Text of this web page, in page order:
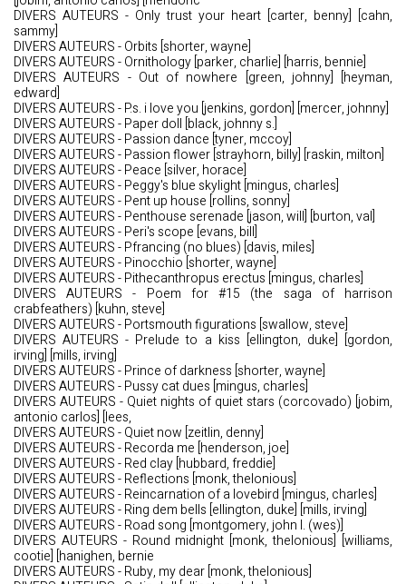
DIVERS AUTEURS - Only trust your heart [carter, benny] [cahn,
sammy]
DIVERS AUTEURS - Orbits [shorter, wayne]
DIVERS AUTEURS - Ornithology [parker, charlie] [harris, bennie]
DIVERS AUTEURS - Out of nowhere [green, johnny] [heyman,
edward]
DIVERS AUTEURS - P.s. i love you [jenkins, gordon] [mercer, johnny]
DIVERS AUTEURS - Paper doll [black, johnny s.]
DIVERS AUTEURS - Passion dance [tyner, mccoy]
DIVERS AUTEURS - Passion flower [strayhorn, billy] [raskin, milton]
DIVERS AUTEURS - Peace [silver, horace]
DIVERS AUTEURS - Peggy's blue skylight [mingus, charles]
DIVERS AUTEURS - Pent up house [rollins, sonny]
DIVERS AUTEURS - Penthouse serenade [jason, will] [burton, val]
DIVERS AUTEURS - Peri's scope [evans, bill]
DIVERS AUTEURS - Pfrancing (no blues) [davis, miles]
DIVERS AUTEURS - Pinocchio [shorter, wayne]
DIVERS AUTEURS - Pithecanthropus erectus [mingus, charles]
DIVERS AUTEURS - Poem for #15 (the saga of harrison
crabfeathers) [kuhn, steve]
DIVERS AUTEURS - Portsmouth figurations [swallow, steve]
DIVERS AUTEURS - Prelude to a kiss [ellington, duke] [gordon,
irving] [mills, irving]
DIVERS AUTEURS - Prince of darkness [shorter, wayne]
DIVERS AUTEURS - Pussy cat dues [mingus, charles]
DIVERS AUTEURS - Quiet nights of quiet stars (corcovado) [jobim,
antonio carlos] [lees,
DIVERS AUTEURS - Quiet now [zeitlin, denny]
DIVERS AUTEURS - Recorda me [henderson, joe]
DIVERS AUTEURS - Red clay [hubbard, freddie]
DIVERS AUTEURS - Reflections [monk, thelonious]
DIVERS AUTEURS - Reincarnation of a lovebird [mingus, charles]
DIVERS AUTEURS - Ring dem bells [ellington, duke] [mills, irving]
DIVERS AUTEURS - Road song [montgomery, john l. (wes)]
DIVERS AUTEURS - Round midnight [monk, thelonious] [williams,
cootie] [hanighen, bernie
DIVERS AUTEURS - Ruby, my dear [monk, thelonious]